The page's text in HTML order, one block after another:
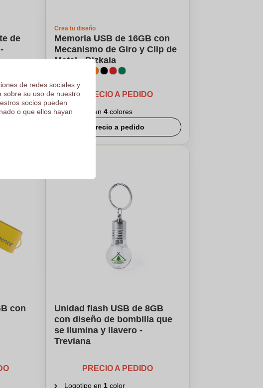
de
Crea tu diseño
Memoria USB de 16GB con
Mecanismo de Giro y Clip de
Metal - Bizkaia
PRECIO A PEDIDO
Logotipo en 4 colores
Precio a pedido
eleccion
con
Unidad flash USB de 8GB
con diseño de bombilla que
se ilumina y llavero -
Treviana
PRECIO A PEDIDO
Logotipo en 1 color
de redes sociales y
sobre su uso de nuestro
socios pueden
o que ellos hayan